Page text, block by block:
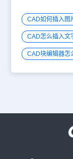
CAD如何插入图
CAD怎么插入文
CAD块编辑器怎